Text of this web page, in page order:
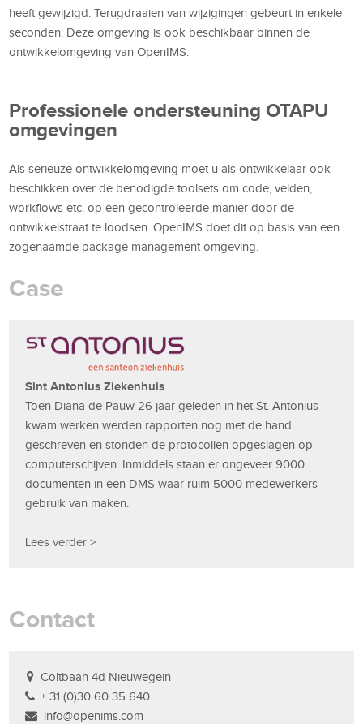
heeft gewijzigd. Terugdraaien van wijzigingen gebeurt in enkele
seconden. Deze omgeving is ook beschikbaar binnen de
ontwikkelomgeving van OpenIMS.
Professionele ondersteuning OTAPU
omgevingen
Als serieuze ontwikkelomgeving moet u als ontwikkelaar ook
beschikken over de benodigde toolsets om code, velden,
workflows etc. op een gecontroleerde manier door de
ontwikkelstraat te loodsen. OpenIMS doet dit op basis van een
zogenaamde package management omgeving.
Case
Sint Antonius Ziekenhuis
Toen Diana de Pauw 26 jaar geleden in het St. Antonius
kwam werken werden rapporten nog met de hand
geschreven en stonden de protocollen opgeslagen op
computerschijven. Inmiddels staan er ongeveer 9000
documenten in een DMS waar ruim 5000 medewerkers
gebruik van maken.
Lees verder >
Contact
Coltbaan 4d Nieuwegein
+ 31 (0)30 60 35 640
info@openims.com